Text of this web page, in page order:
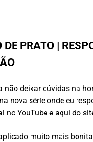
PRATO |
deixar dúvidas na
nova série onde eu
no YouTube e aqui do
muito mais